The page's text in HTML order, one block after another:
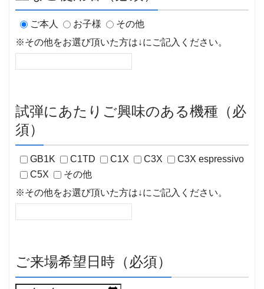
ご本人 お子様
その他
※その他をお選び頂いた方は↓にご記入ください。
試弾にあたりご興味のある機種（必
須）
GB1K C1TD C1X C3X
C3X espressivo
C5X
その他
※その他をお選び頂いた方は↓にご記入ください。
ご来場希望日時（必須）